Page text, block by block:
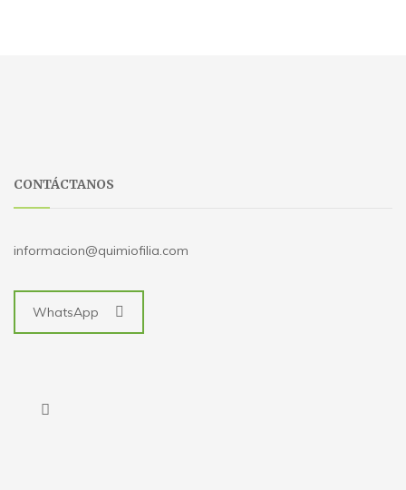
CONTÁCTANOS
informacion@quimiofilia.com
WhatsApp